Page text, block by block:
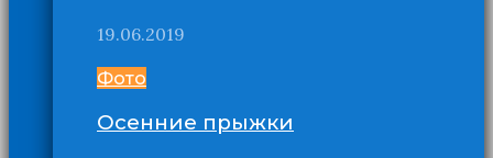
19.06.2019
Фото
Осенние прыжки